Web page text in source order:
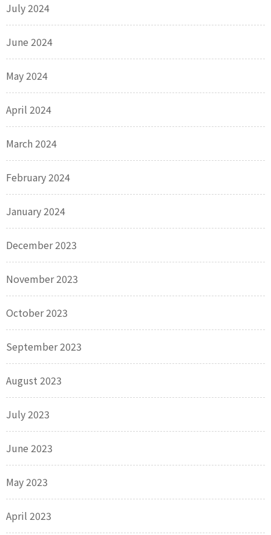
July 2024
June 2024
May 2024
April 2024
March 2024
February 2024
January 2024
December 2023
November 2023
October 2023
September 2023
August 2023
July 2023
June 2023
May 2023
April 2023